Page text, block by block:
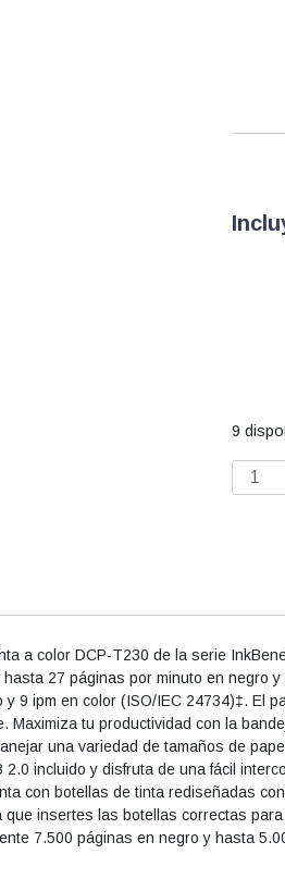
9
a color DCP-T230 de la serie
27 páginas por minuto en negro
9 ipm en color (ISO/IEC 24734)‡. El
Maximiza tu productividad con la
una variedad de tamaños de
2.0 incluido y disfruta de una fácil
con botellas de tinta rediseñadas
insertes las botellas correctas
7.500 páginas en negro y hasta